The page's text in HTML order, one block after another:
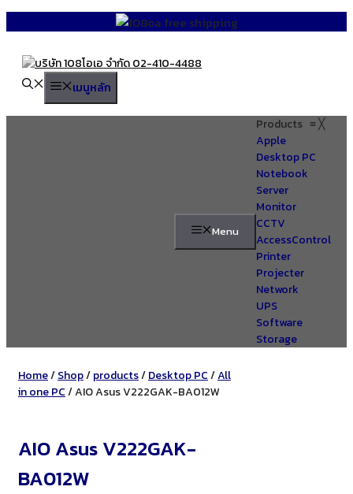
content
เมนูหลัก
Menu
Products ≡╳
Apple
Desktop PC
Notebook
Server
Monitor
CCTV
AccessControl
Printer
Projecter
Network
UPS
Software
Storage
Home/Shop/products/Desktop PC/All
in one PC/ AIO Asus V222GAK-BA012W
AIO Asus V222GAK-
BA012W